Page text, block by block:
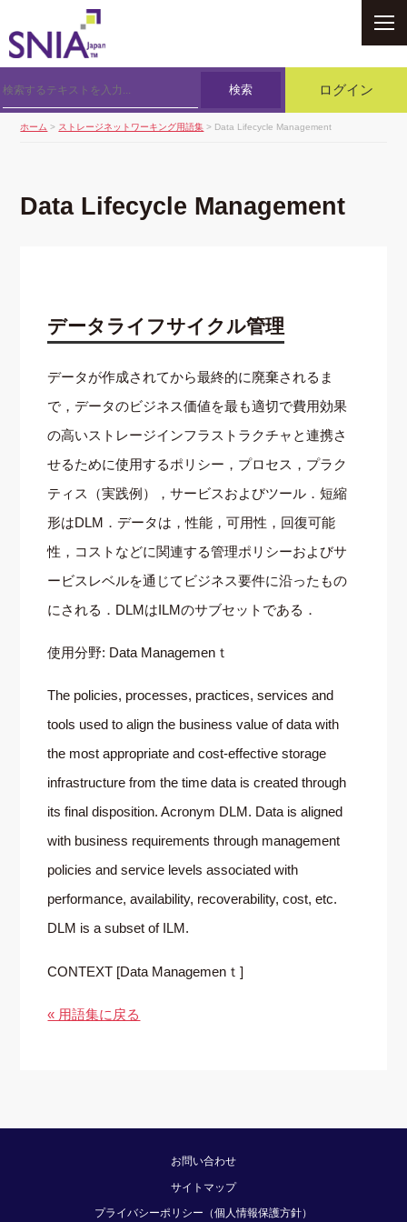
検索 ログイン
ホーム > ストレージネットワーキング用語集 > Data Lifecycle Management
Data Lifecycle Management
データライフサイクル管理
データが作成されてから最終的に廃棄されるま
で，データのビジネス価値を最も適切で費用効果
の高いストレージインフラストラクチャと連携さ
せるために使用するポリシー，プロセス，プラク
ティス（実践例），サービスおよびツール．短縮
形はDLM．データは，性能，可用性，回復可能
性，コストなどに関連する管理ポリシーおよびサ
ービスレベルを通じてビジネス要件に沿ったもの
にされる．DLMはILMのサブセットである．
使用分野: Data Managemenｔ
The policies, processes, practices, services and
tools used to align the business value of data with
the most appropriate and cost-effective storage
infrastructure from the time data is created through
its final disposition. Acronym DLM. Data is aligned
with business requirements through management
policies and service levels associated with
performance, availability, recoverability, cost, etc.
DLM is a subset of ILM.
CONTEXT [Data Managemenｔ]
« 用語集に戻る
お問い合わせ
サイトマップ
プライバシーポリシー（個人情報保護方針）